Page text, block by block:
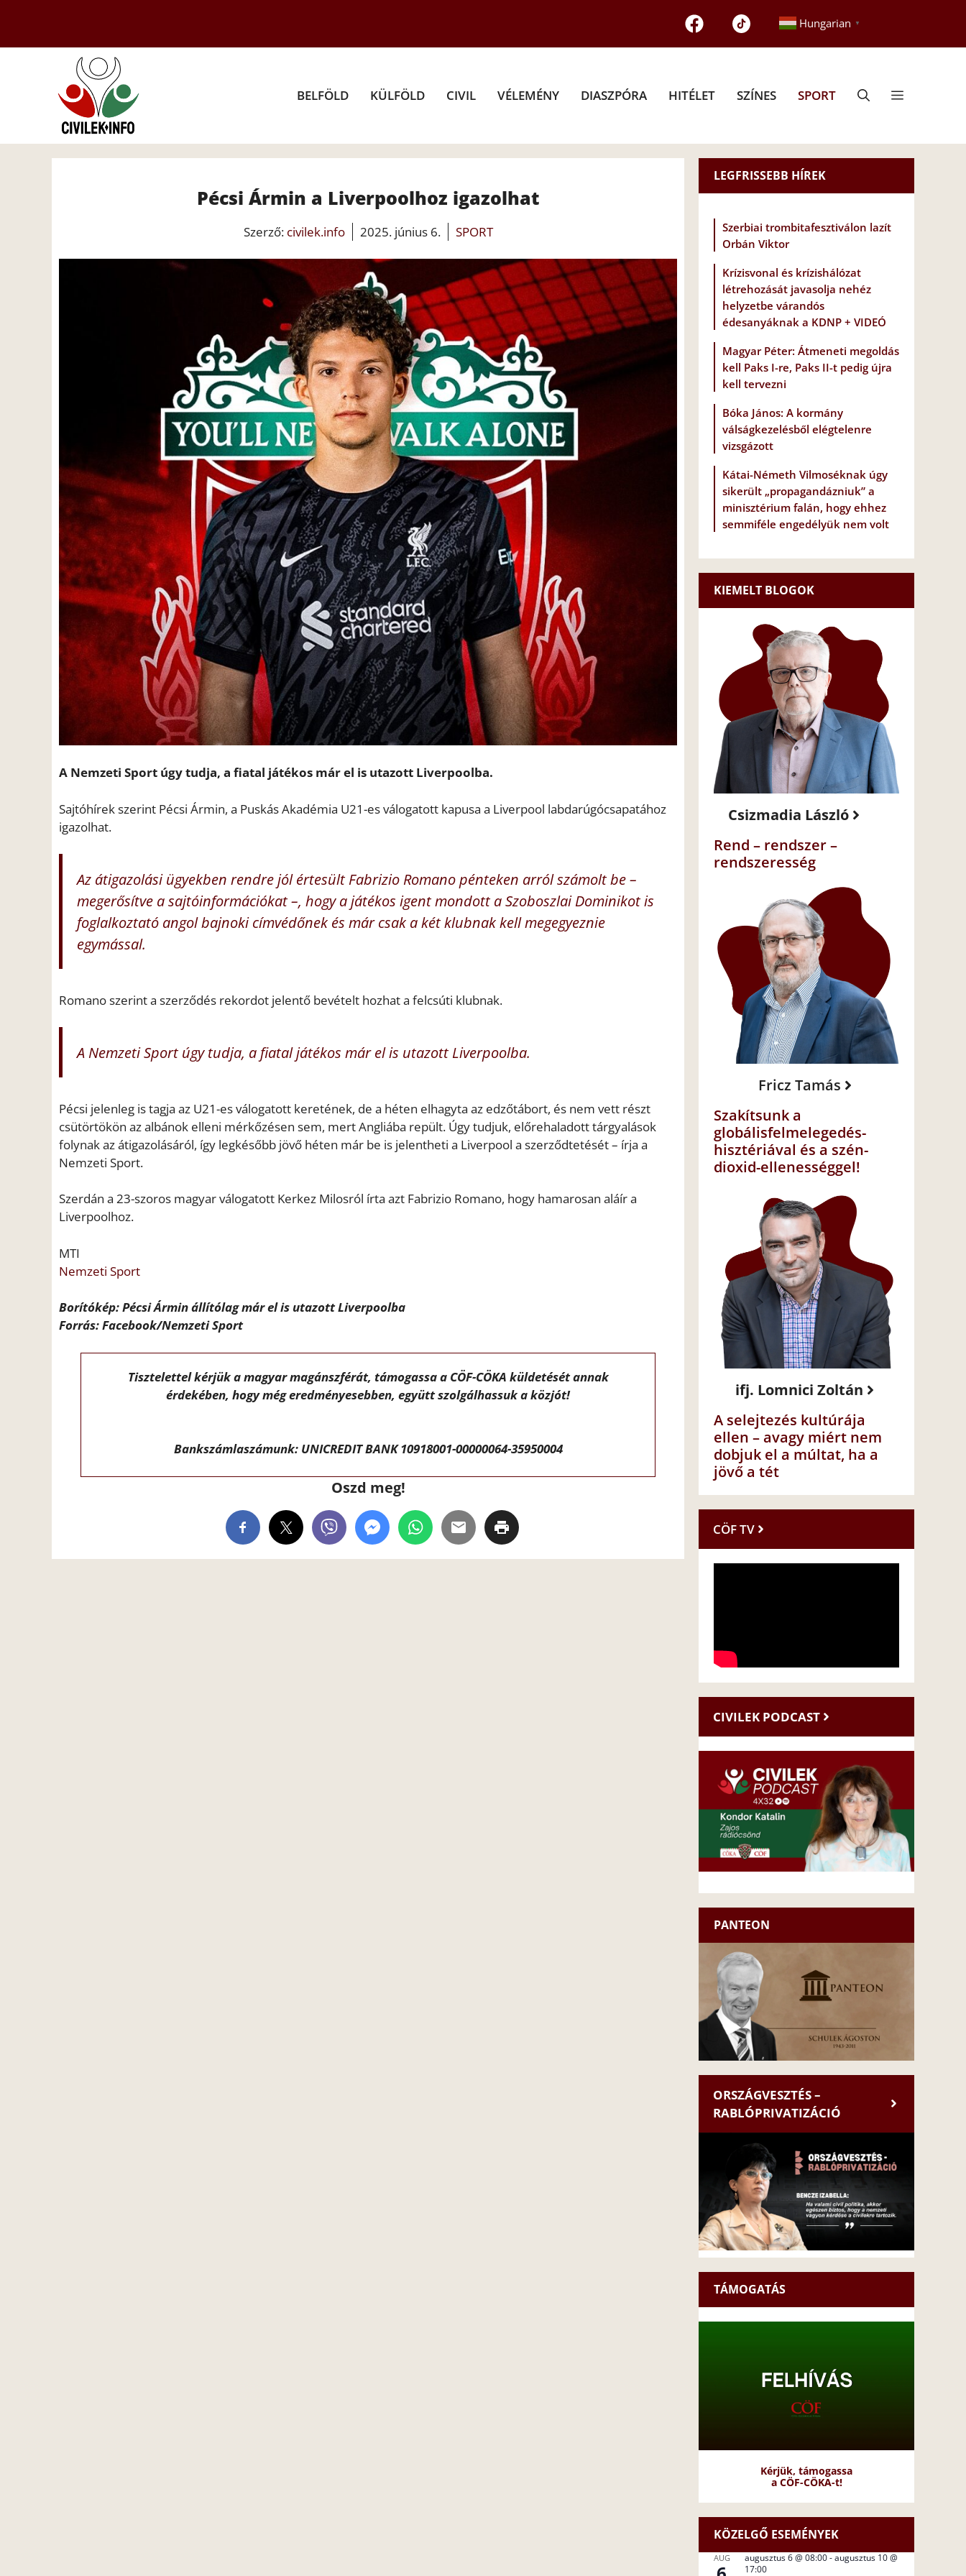
tartalomba
Hungarian ▼
BELFÖLD KÜLFÖLD CIVIL VÉLEMÉNY DIASZPÓRA HITÉLET SZÍNES SPORT
Pécsi Ármin a Liverpoolhoz igazolhat
Szerző: civilek.info 2025. június 6. SPORT
A Nemzeti Sport úgy tudja, a fiatal játékos már el is utazott Liverpoolba.
Sajtóhírek szerint Pécsi Ármin, a Puskás Akadémia U21-es válogatott kapusa a Liverpool labdarúgócsapatához
igazolhat.
Az átigazolási ügyekben rendre jól értesült Fabrizio Romano pénteken arról számolt be –
megerősítve a sajtóinformációkat –, hogy a játékos igent mondott a Szoboszlai Dominikot is
foglalkoztató angol bajnoki címvédőnek és már csak a két klubnak kell megegyeznie
egymással.
Romano szerint a szerződés rekordot jelentő bevételt hozhat a felcsúti klubnak.
A Nemzeti Sport úgy tudja, a fiatal játékos már el is utazott Liverpoolba.
Pécsi jelenleg is tagja az U21-es válogatott keretének, de a héten elhagyta az edzőtábort, és nem vett részt
csütörtökön az albánok elleni mérkőzésen sem, mert Angliába repült. Úgy tudjuk, előrehaladott tárgyalások
folynak az átigazolásáról, így legkésőbb jövő héten már be is jelentheti a Liverpool a szerződtetését – írja a
Nemzeti Sport.
Szerdán a 23-szoros magyar válogatott Kerkez Milosról írta azt Fabrizio Romano, hogy hamarosan aláír a
Liverpoolhoz.
MTI
Nemzeti Sport
Borítókép: Pécsi Ármin állítólag már el is utazott Liverpoolba
Forrás: Facebook/Nemzeti Sport
Tisztelettel kérjük a magyar magánszférát, támogassa a CÖF-CÖKA küldetését annak
érdekében, hogy még eredményesebben, együtt szolgálhassuk a közjót!
Bankszámlaszámunk: UNICREDIT BANK 10918001-00000064-35950004
Oszd meg!
LEGFRISSEBB HÍREK
Szerbiai trombitafesztiválon lazít
Orbán Viktor
Krízisvonal és krízishálózat
létrehozását javasolja nehéz
helyzetbe várandós
édesanyáknak a KDNP + VIDEÓ
Magyar Péter: Átmeneti megoldás
kell Paks I-re, Paks II-t pedig újra
kell tervezni
Bóka János: A kormány
válságkezelésből elégtelenre
vizsgázott
Kátai-Németh Vilmoséknak úgy
sikerült „propagandázniuk” a
minisztérium falán, hogy ehhez
semmiféle engedélyük nem volt
KIEMELT BLOGOK
Csizmadia László
Rend – rendszer –
rendszeresség
Fricz Tamás
Szakítsunk a
globálisfelmelegedés-
hisztériával és a szén-
dioxid-ellenességgel!
ifj. Lomnici Zoltán
A selejtezés kultúrája
ellen – avagy miért nem
dobjuk el a múltat, ha a
jövő a tét
CÖF TV
CIVILEK PODCAST
PANTEON
ORSZÁGVESZTÉS –
RABLÓPRIVATIZÁCIÓ
TÁMOGATÁS
Kérjük, támogassa
a CÖF-CÖKA-t!
KÖZELGŐ ESEMÉNYEK
AUG augusztus 6 @ 08:00-augusztus 10 @
17:00